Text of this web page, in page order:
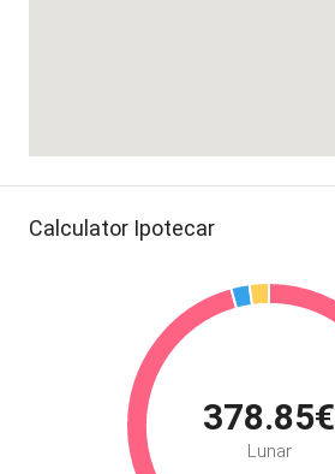
Calculator Ipotecar
378.85€
Lunar